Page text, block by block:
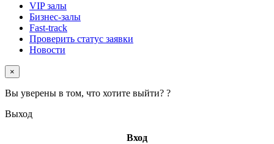
VIP залы
Бизнес-залы
Fast-track
Проверить статус заявки
Новости
×
Вы уверены в том, что хотите выйти? ?
Выход
Вход